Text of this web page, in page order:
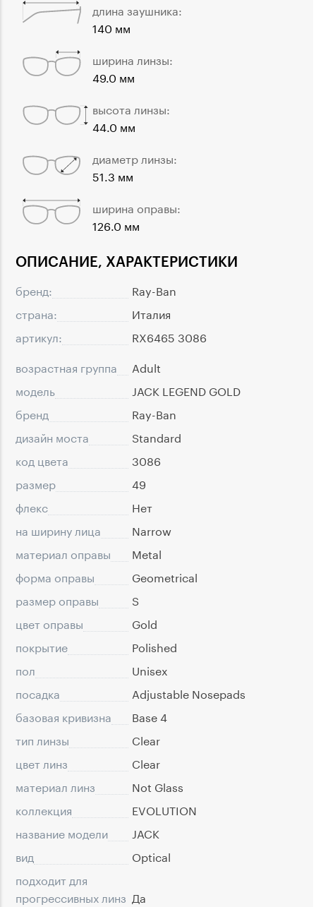
ОПИСАНИЕ, ХАРАКТЕРИСТИКИ
бренд:
Ray-Ban
страна:
Италия
артикул:
RX6465 3086
возрастная группа
Adult
модель
JACK LEGEND GOLD
бренд
Ray-Ban
дизайн моста
Standard
код цвета
3086
размер
49
флекс
Нет
на ширину лица
Narrow
материал оправы
Metal
форма оправы
Geometrical
размер оправы
S
цвет оправы
Gold
покрытие
Polished
пол
Unisex
посадка
Adjustable Nosepads
базовая кривизна
Base 4
тип линзы
Clear
цвет линз
Clear
материал линз
Not Glass
коллекция
EVOLUTION
название модели
JACK
вид
Optical
подходит для
прогрессивных линз Да
длина заушника:
140 мм
ширина линзы:
49.0 мм
высота линзы:
44.0 мм
диаметр линзы:
51.3 мм
ширина оправы:
126.0 мм